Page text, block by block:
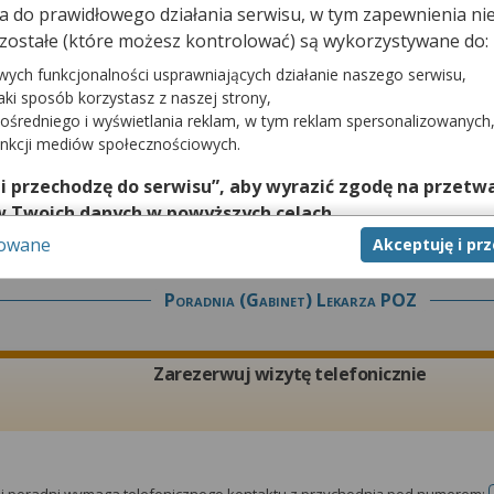
Zarezerwuj wizytę telefonicznie
poradni wymaga telefonicznego kontaktu z przychodnią pod numerem:
Poradnia (gabinet) Lekarza POZ
Zarezerwuj wizytę telefonicznie
do prawidłowego działania serwisu, w tym zapewnienia
(które możesz kontrolować) są wykorzystywane do:
funkcjonalności usprawniających działanie naszego serwisu,
sposób korzystasz z naszej strony,
i wyświetlania reklam, w tym reklam spersonalizowanych,
mediów społecznościowych.
przechodzę do serwisu”, aby wyrazić zgodę na
danych w powyższych celach.
zgody jest dobrowolne, a wyrażoną zgodę możesz w
na przetwarzanie Twoich danych tylko w niektórych
lub chcesz przeprowadzić konfigurację szczegółową, to
temat wykorzystywania narzędzi zewnętrznych w naszym
Akceptuję i